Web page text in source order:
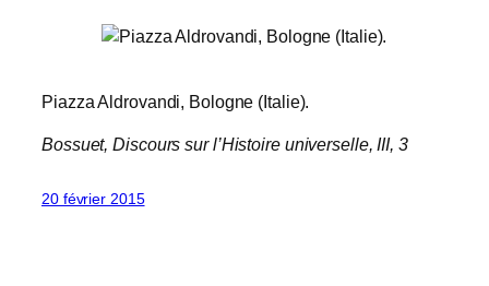
Piazza Aldrovandi, Bologne (Italie).
Bossuet, Discours sur l’Histoire universelle, III, 3
20 février 2015